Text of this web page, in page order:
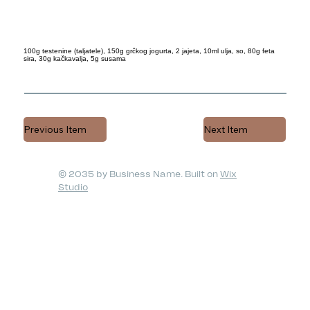
100g testenine (taljatele), 150g grčkog jogurta, 2 jajeta, 10ml ulja, so, 80g feta
sira, 30g kačkavalja, 5g susama
Previous Item Next Item
© 2035 by Business Name. Built on Wix
Studio